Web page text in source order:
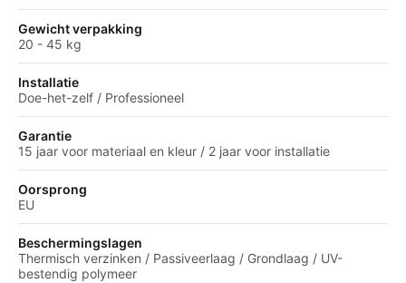
Gewicht verpakking
20 - 45 kg
Installatie
Doe-het-zelf / Professioneel
Garantie
15 jaar voor materiaal en kleur / 2 jaar voor installatie
Oorsprong
EU
Beschermingslagen
Thermisch verzinken / Passiveerlaag / Grondlaag / UV-
bestendig polymeer